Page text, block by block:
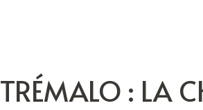
TRÉMALO : LA